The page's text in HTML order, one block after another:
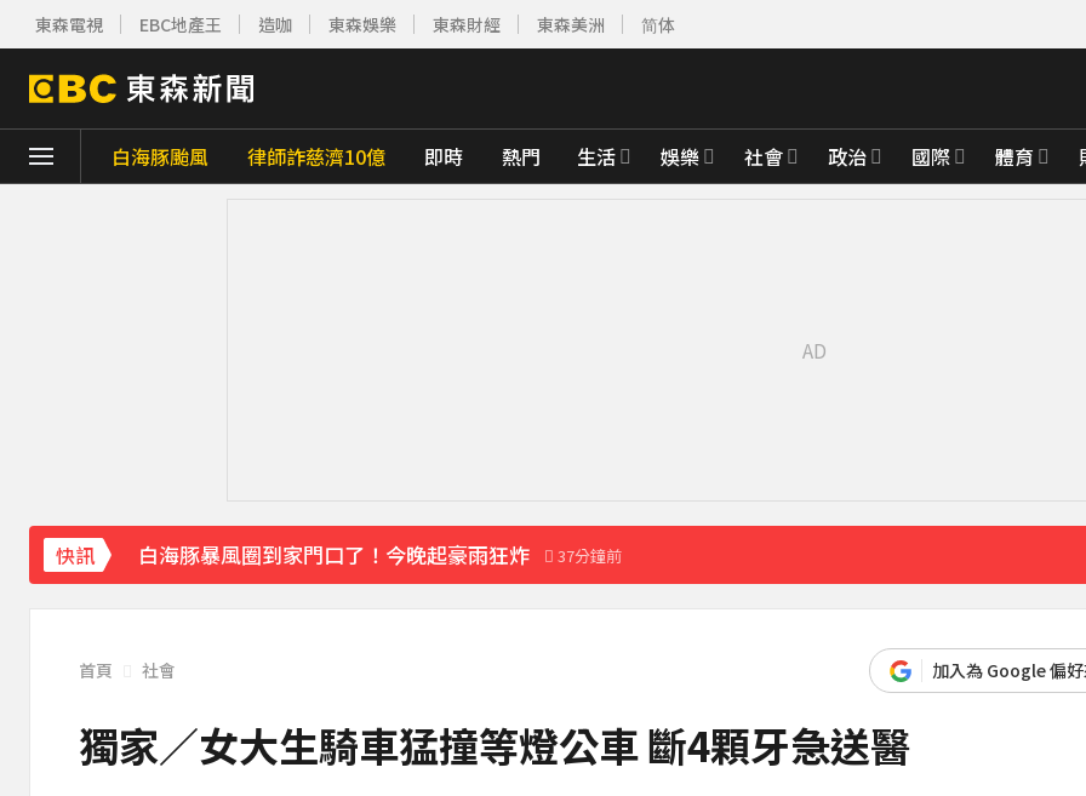
東森電視 EBC地產王 造咖 東森娛樂 東森財經 東森美洲 简体
白海豚颱風 律師詐慈濟10億 即時 熱門 生活 娛樂 社會 政治 國際 體育
快訊 白海豚暴風圈到家門口了！今晚起豪雨狂炸 37分鐘前
《理財達人秀》X 安聯投信免費講座報名中！搶先卡位 2027
下載東森App，隨時掌握天下大小事！
美參院通過對俄制裁案 川普可課俄商品最高500%關稅
6分鐘前
首頁 社會 加入為 Google 偏
獨家／女大生騎車猛撞等燈公車 斷4顆牙急送醫